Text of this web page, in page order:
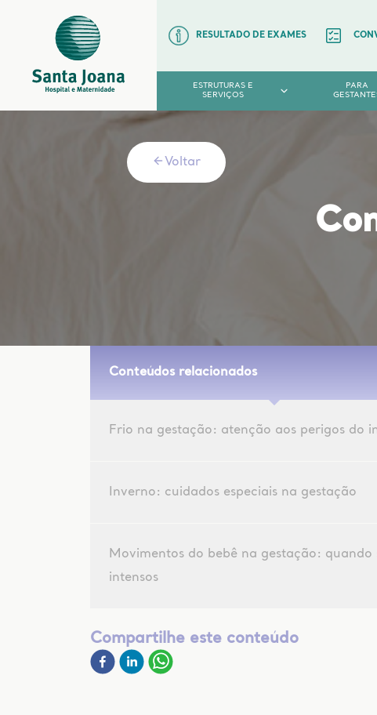
RESULTADO DE EXAMES
ESTRUTURAS E
SERVIÇOS
PARA
Voltar
Conteúdos relacionados
Frio na gestação: atenção aos perigos do
Inverno: cuidados especiais na gestação
Movimentos do bebê na gestação: quando
intensos
Compartilhe este conteúdo